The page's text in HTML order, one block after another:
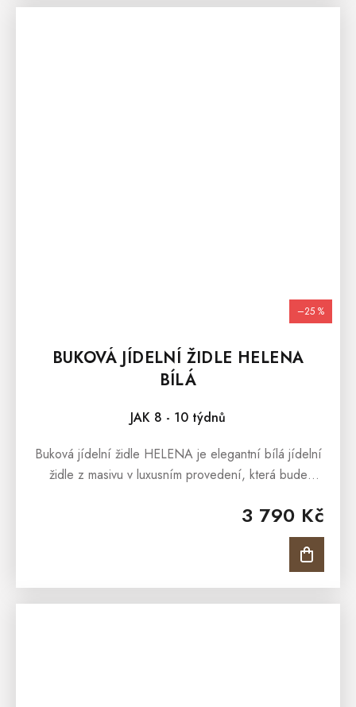
–25 %
BUKOVÁ JÍDELNÍ ŽIDLE HELENA
BÍLÁ
JAK 8 - 10 týdnů
3 790 Kč
Buková jídelní židle HELENA je elegantní bílá jídelní
židle z masivu v luxusním provedení, která bude